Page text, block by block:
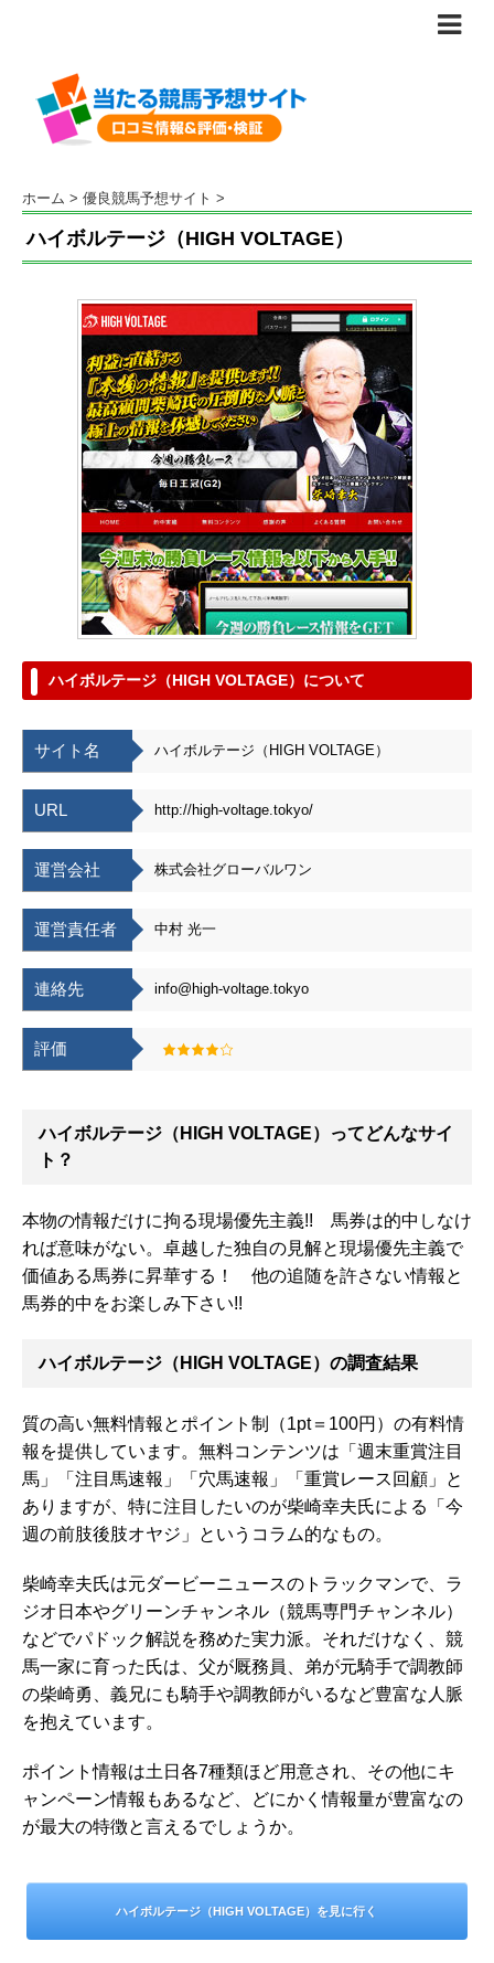
ホーム > 優良競馬予想サイト >
ハイボルテージ（HIGH VOLTAGE）
ハイボルテージ（HIGH VOLTAGE）について
サイト名 ハイボルテージ（HIGH VOLTAGE）
URL http://high-voltage.tokyo/
運営会社 株式会社グローバルワン
運営責任者 中村 光一
連絡先 info@high-voltage.tokyo
評価
ハイボルテージ（HIGH VOLTAGE）ってどんなサイ
ト？
本物の情報だけに拘る現場優先主義!! 馬券は的中しなけ
れば意味がない。卓越した独自の見解と現場優先主義で
価値ある馬券に昇華する！ 他の追随を許さない情報と
馬券的中をお楽しみ下さい!!
ハイボルテージ（HIGH VOLTAGE）の調査結果
質の高い無料情報とポイント制（1pt＝100円）の有料情
報を提供しています。無料コンテンツは「週末重賞注目
馬」「注目馬速報」「穴馬速報」「重賞レース回顧」と
ありますが、特に注目したいのが柴崎幸夫氏による「今
週の前肢後肢オヤジ」というコラム的なもの。
柴崎幸夫氏は元ダービーニュースのトラックマンで、ラ
ジオ日本やグリーンチャンネル（競馬専門チャンネル）
などでパドック解説を務めた実力派。それだけなく、競
馬一家に育った氏は、父が厩務員、弟が元騎手で調教師
の柴崎勇、義兄にも騎手や調教師がいるなど豊富な人脈
を抱えています。
ポイント情報は土日各7種類ほど用意され、その他にキ
ャンペーン情報もあるなど、どにかく情報量が豊富なの
が最大の特徴と言えるでしょうか。
ハイボルテージ（HIGH VOLTAGE）を見に行く